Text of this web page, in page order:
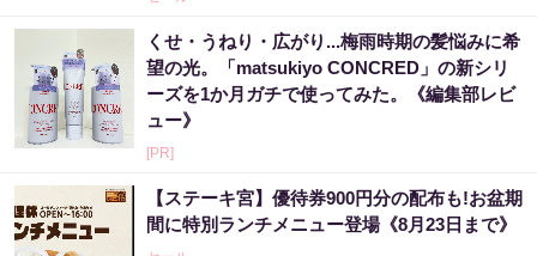
くせ・うねり・広がり...梅雨時期の髪悩みに希
望の光。「matsukiyo CONCRED」の新シリ
ーズを1か月ガチで使ってみた。《編集部レビ
ュー》
[PR]
【ステーキ宮】優待券900円分の配布も!お盆期
間に特別ランチメニュー登場《8月23日まで》